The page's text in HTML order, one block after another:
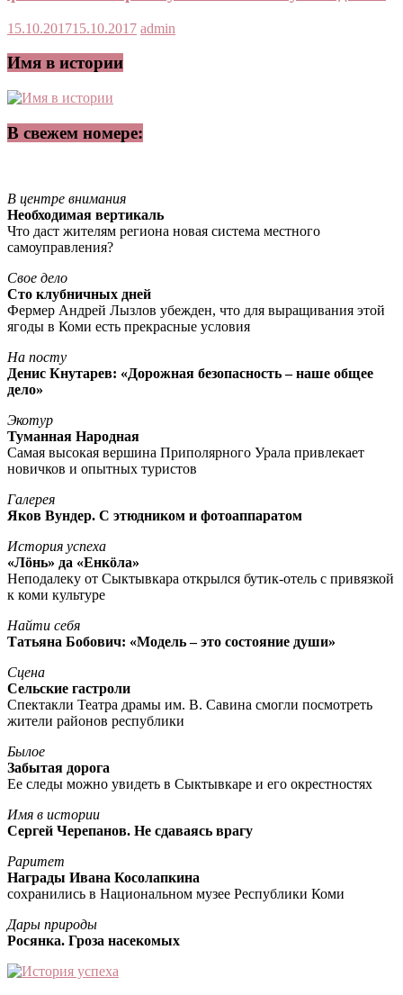
15.10.201715.10.2017 admin
Имя в истории
В свежем номере:
В центре внимания
Необходимая вертикаль
Что даст жителям региона новая система местного
самоуправления?
Свое дело
Сто клубничных дней
Фермер Андрей Лызлов убежден, что для выращивания этой
ягоды в Коми есть прекрасные условия
На посту
Денис Кнутарев: «Дорожная безопасность – наше общее
дело»
Экотур
Туманная Народная
Самая высокая вершина Приполярного Урала привлекает
новичков и опытных туристов
Галерея
Яков Вундер. С этюдником и фотоаппаратом
История успеха
«Лöнь» да «Енкöла»
Неподалеку от Сыктывкара открылся бутик-отель с привязкой
к коми культуре
Найти себя
Татьяна Бобович: «Модель – это состояние души»
Сцена
Сельские гастроли
Спектакли Театра драмы им. В. Савина смогли посмотреть
жители районов республики
Былое
Забытая дорога
Ее следы можно увидеть в Сыктывкаре и его окрестностях
Имя в истории
Сергей Черепанов. Не сдаваясь врагу
Раритет
Награды Ивана Косолапкина
сохранились в Национальном музее Республики Коми
Дары природы
Росянка. Гроза насекомых